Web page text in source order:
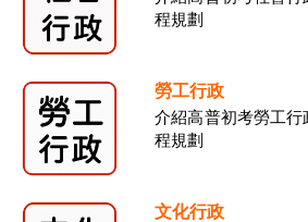
程規劃
勞工行政
介紹高普初考勞工行
程規劃
文化行政